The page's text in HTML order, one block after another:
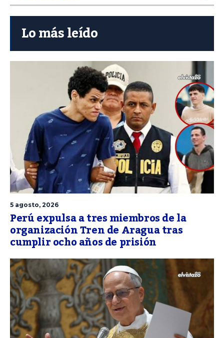
Lo más leído
5 agosto, 2026
Perú expulsa a tres miembros de la
organización Tren de Aragua tras
cumplir ocho años de prisión